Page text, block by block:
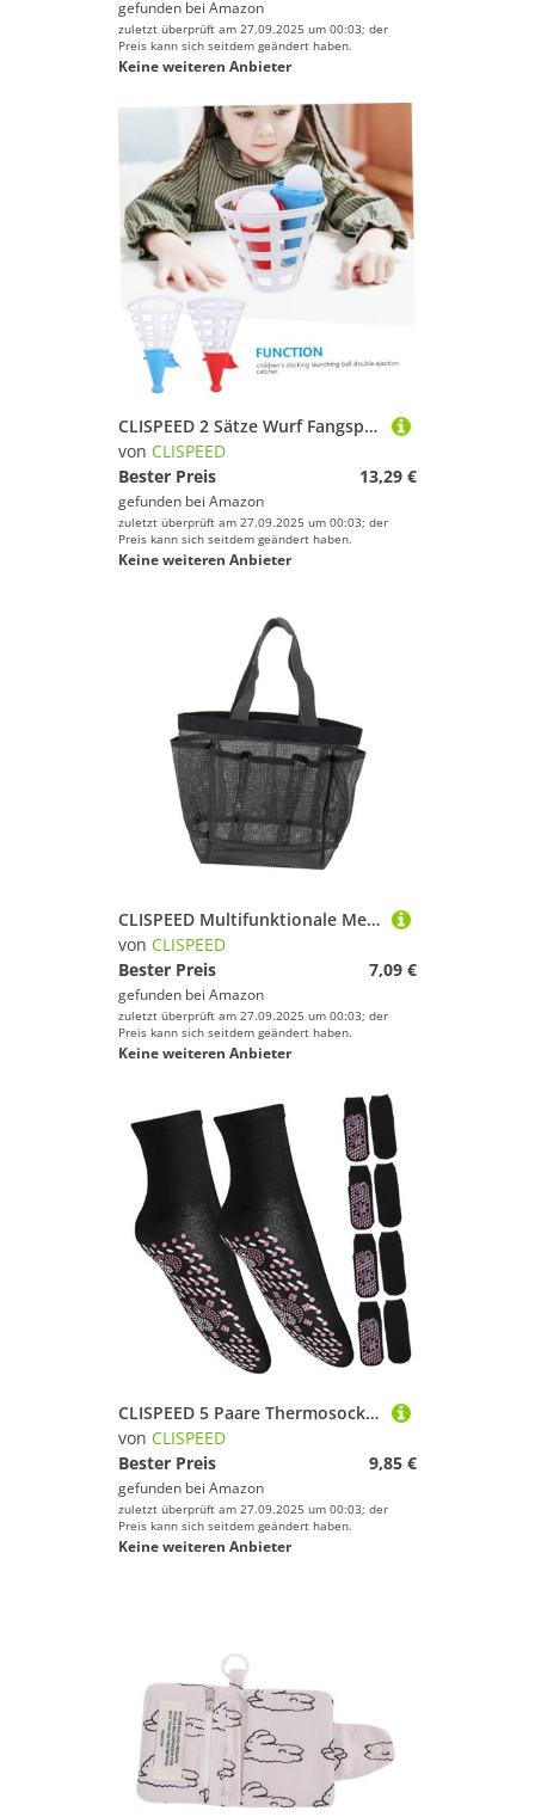
gefunden bei Amazon
zuletzt überprüft am 27.09.2025 um 00:03; der
Preis kann sich seitdem geändert haben.
Keine weiteren Anbieter
CLISPEED 2 Sätze Wurf Fangspiel mit Kunststoffbällen Outdoor Ballspiel Set Flexibel Trainierend Leicht Tragbar Geeignet für Garten und Familienaktivitäten
von CLISPEED
Bester Preis
13,29 €
gefunden bei Amazon
zuletzt überprüft am 27.09.2025 um 00:03; der
Preis kann sich seitdem geändert haben.
Keine weiteren Anbieter
CLISPEED Multifunktionale Mesh Strandtasche Großer Nylon Waschbeutel mit Reißverschluss Tragbare Handtasche für Reisen Badetasche Praktische Aufbewahrungstasche für Outdoor und
von CLISPEED
Bester Preis
7,09 €
gefunden bei Amazon
zuletzt überprüft am 27.09.2025 um 00:03; der
Preis kann sich seitdem geändert haben.
Keine weiteren Anbieter
CLISPEED 5 Paare Thermosocken für Erwachsene Selbstheizend Atmungsaktiv Warme Wintersocken Fußwärmer Komfortabel Elastisch Geeignet für Alltag Wandern Skifahren Angeln Joggen Schwarz
von CLISPEED
Bester Preis
9,85 €
gefunden bei Amazon
zuletzt überprüft am 27.09.2025 um 00:03; der
Preis kann sich seitdem geändert haben.
Keine weiteren Anbieter